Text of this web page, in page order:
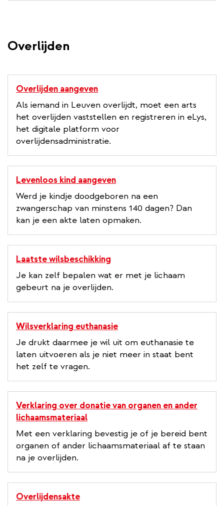
Overlijden
Overlijden aangeven
Als iemand in Leuven overlijdt, moet een arts
het overlijden vaststellen en registreren in eLys,
het digitale platform voor
overlijdensadministratie.
Levenloos kind aangeven
Werd je kindje doodgeboren na een
zwangerschap van minstens 140 dagen? Dan
kan je een akte laten opmaken.
Laatste wilsbeschikking
Je kan zelf bepalen wat er met je lichaam
gebeurt na je overlijden.
Wilsverklaring euthanasie
Je drukt daarmee je wil uit om euthanasie te
laten uitvoeren als je niet meer in staat bent
het zelf te vragen.
Verklaring over donatie van organen en ander
lichaamsmateriaal
Met een verklaring bevestig je of je bereid bent
organen of ander lichaamsmateriaal af te staan
na je overlijden.
Overlijdensakte